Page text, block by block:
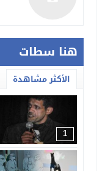
هنا سطات
الأكثر مشاهدة
1